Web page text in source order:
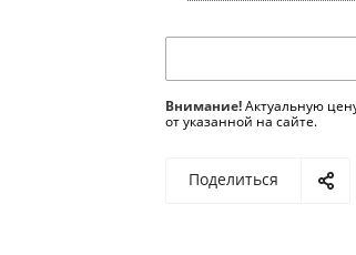
Внимание!Актуальную
от указанной на сайте.
Поделиться